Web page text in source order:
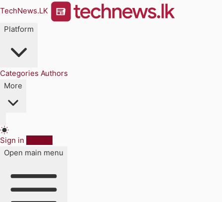
TechNews.LK
Platform
Categories Authors
More
Sign in
Open main menu